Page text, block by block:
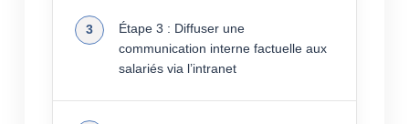
Étape 3 : Diffuser une
communication interne factuelle aux
salariés via l’intranet